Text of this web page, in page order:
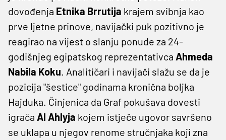
dovođenja Etnika Brrutija krajem svibnja kao
prve ljetne prinove, navijački puk pozitivno je
reagirao na vijest o slanju ponude za 24-
godišnjeg egipatskog reprezentativca Ahmeda
Nabila Koku. Analitičari i navijači slažu se da je
pozicija "šestice" godinama kronična boljka
Hajduka. Činjenica da Graf pokušava dovesti
igrača Al Ahlyja kojem istječe ugovor savršeno
se uklapa u njegov renome stručnjaka koji zna